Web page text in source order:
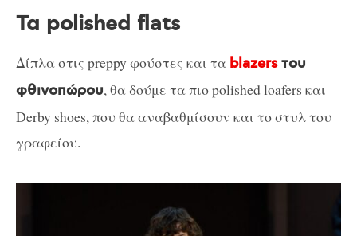
Τα polished flats
Δίπλα στις preppy φούστες και τα blazersτου
φθινοπώρου, θα δούμε τα πιο polished loafers και
Derby shoes, που θα αναβαθμίσουν και το στυλ του
γραφείου.